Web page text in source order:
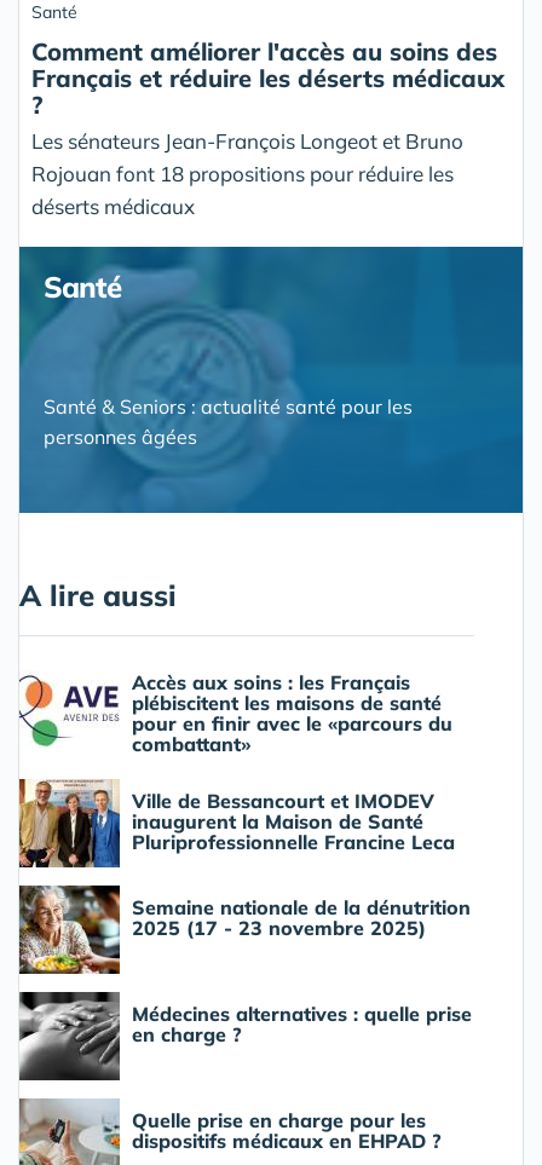
Santé
Comment améliorer l'accès au soins des
Français et réduire les déserts médicaux
?
Les sénateurs Jean-François Longeot et Bruno
Rojouan font 18 propositions pour réduire les
déserts médicaux
Santé
Santé & Seniors : actualité santé pour les
personnes âgées
A lire aussi
Accès aux soins : les Français
plébiscitent les maisons de santé
pour en finir avec le «parcours du
combattant»
Ville de Bessancourt et IMODEV
inaugurent la Maison de Santé
Pluriprofessionnelle Francine Leca
Semaine nationale de la dénutrition
2025 (17 - 23 novembre 2025)
Médecines alternatives : quelle prise
en charge ?
Quelle prise en charge pour les
dispositifs médicaux en EHPAD ?